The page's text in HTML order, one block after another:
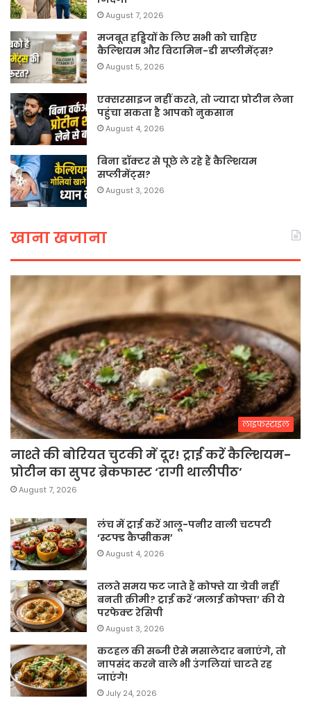
August 7, 2026
मजबूत हड्डियों के लिए सभी को चाहिए
कैल्शियम और विटामिन-डी सप्लीमेंट्स?
August 5, 2026
एक्सरसाइज नहीं करते, तो ज्यादा प्रोटीन लेना
पहुंचा सकता है आपको नुकसान
August 4, 2026
बिना डॉक्टर से पूछे ले रहे हैं कैल्शियम
सप्लीमेंट्स?
August 3, 2026
खाना खजाना
लाइफस्टाइल
नाश्ते की बोरियत चुटकी में दूर! ट्राई करें कैल्शियम-
प्रोटीन का सुपर ब्रेकफास्ट ‘रागी थालीपीठ’
August 7, 2026
लंच में ट्राई करें आलू-पनीर वाली चटपटी
‘स्टफ्ड कैप्सीकम’
August 4, 2026
तलते समय फट जाते हैं कोफ्ते या ग्रेवी नहीं
बनती क्रीमी? ट्राई करें ‘मलाई कोफ्ता’ की ये
परफेक्ट रेसिपी
August 3, 2026
कटहल की सब्जी ऐसे मसालेदार बनाएंगे, तो
नापसंद करने वाले भी उंगलियां चाटते रह
जाएंगे!
July 24, 2026